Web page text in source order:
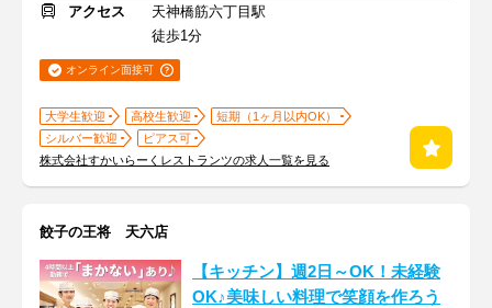
アクセス
天神橋筋六丁目駅
徒歩1分
オンライン面接可
大学生歓迎 高校生歓迎
短期（1ヶ月以内OK）
シルバー歓迎
ピアス可
株式会社すかいらーくレストランツの求人一覧を見る
餃子の王将 天六店
【キッチン】週2日～OK！未経験
OK♪美味しい料理で笑顔を作ろう